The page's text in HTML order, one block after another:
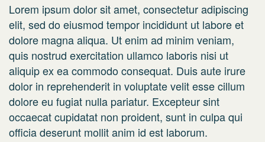
Lorem ipsum dolor sit amet, consectetur adipiscing
elit, sed do eiusmod tempor incididunt ut labore et
dolore magna aliqua. Ut enim ad minim veniam,
quis nostrud exercitation ullamco laboris nisi ut
aliquip ex ea commodo consequat. Duis aute irure
dolor in reprehenderit in voluptate velit esse cillum
dolore eu fugiat nulla pariatur. Excepteur sint
occaecat cupidatat non proident, sunt in culpa qui
officia deserunt mollit anim id est laborum.